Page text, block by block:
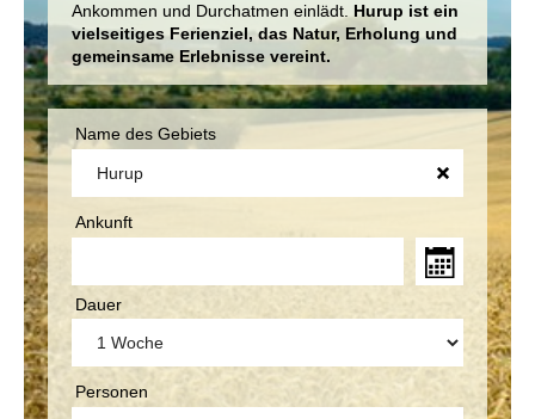
Ankommen und Durchatmen einlädt. Hurup ist ein
vielseitiges Ferienziel, das Natur, Erholung und
gemeinsame Erlebnisse vereint.
Name des Gebiets
Ankunft
Dauer
Personen